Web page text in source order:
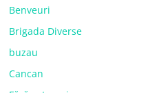
Benveuri
Brigada Diverse
buzau
Cancan